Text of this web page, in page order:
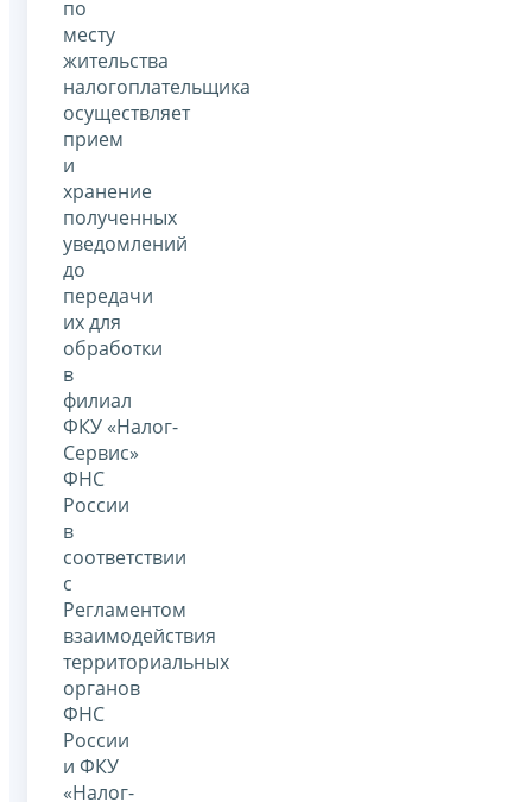
по
месту
жительства
налогоплательщика
осуществляет
прием
и
хранение
полученных
уведомлений
до
передачи
их для
обработки
в
филиал
ФКУ «Налог-
Сервис»
ФНС
России
в
соответствии
с
Регламентом
взаимодействия
территориальных
органов
ФНС
России
и ФКУ
«Налог-